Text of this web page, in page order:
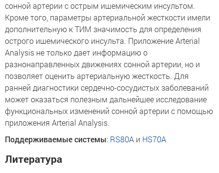
сонной артерии с острым ишемическим инсультом.
Кроме того, параметры артериальной жесткости имели
дополнительную к ТИМ значимость для определения
острого ишемического инсульта. Приложение Arterial
Analysis не только дает информацию о
разнонаправленных движениях сонной артерии, но и
позволяет оценить артериальную жесткость. Для
ранней диагностики сердечно-сосудистых заболеваний
может оказаться полезным дальнейшее исследование
функциональных изменений сонной артерии с помощью
приложения Arterial Analysis.
Поддерживаемые системы: RS80A и HS70A
Литература